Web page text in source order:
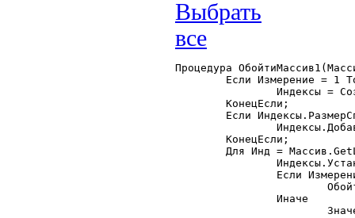
Процедура